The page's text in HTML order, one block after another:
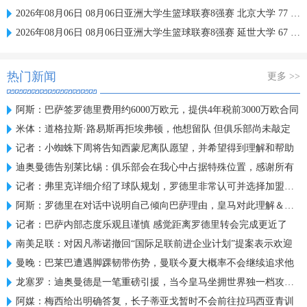
2026年08月06日 08月06日亚洲大学生篮球联赛8强赛 北京大学 77 - 79 上海交通大学 集锦
2026年08月06日 08月06日亚洲大学生篮球联赛8强赛 延世大学 67 - 72 政治大学 集锦
热门新闻 更多 >>
阿斯：巴萨签罗德里费用约6000万欧元，提供4年税前3000万欧合同
米体：道格拉斯·路易斯再拒埃弗顿，他想留队 但俱乐部尚未敲定
记者：小蜘蛛下周将告知西蒙尼离队愿望，并希望得到理解和帮助
迪奥曼德告别莱比锡：俱乐部会在我心中占据特殊位置，感谢所有
记者：弗里克详细介绍了球队规划，罗德里非常认可并选择加盟巴萨
阿斯：罗德里在对话中说明自己倾向巴萨理由，皇马对此理解＆祝好
记者：巴萨内部态度乐观且谨慎 感觉距离罗德里转会完成更近了
南美足联：对因凡蒂诺撤回“国际足联前进企业计划”提案表示欢迎
曼晚：巴莱巴遭遇脚踝韧带伤势，曼联今夏大概率不会继续追求他
龙塞罗：迪奥曼德是一笔重磅引援，当今皇马坐拥世界独一档攻击线
阿媒：梅西给出明确答复，长子蒂亚戈暂时不会前往拉玛西亚青训